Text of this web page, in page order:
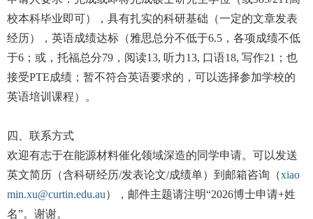
校本科毕业即可），具有扎实的科研基础（一定的文章发表
经历），英语成绩达标（雅思总分不低于6.5，各项成绩不低
于6；或，托福总分79，阅读13, 听力13, 口语18, 写作21；也
接受PTE成绩；暂不符合英语要求的，可以选择参加学校的
英语培训课程）。
四、联系方式
欢迎有志于在能源材料催化领域深造的同学申请。可以发送
英文简历（含科研经历/发表论文/成绩单）到邮箱咨询（xiao
min.xu@curtin.edu.au），邮件主题请注明“2026博士申请+姓
名”。谢谢。